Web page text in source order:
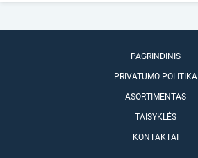
PAGRINDINIS
PRIVATUMO POLITIKA
ASORTIMENTAS
TAISYKLĖS
KONTAKTAI